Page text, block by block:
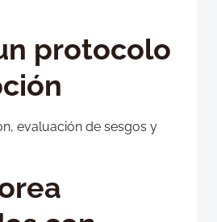
protocolo
evaluación de sesgos y